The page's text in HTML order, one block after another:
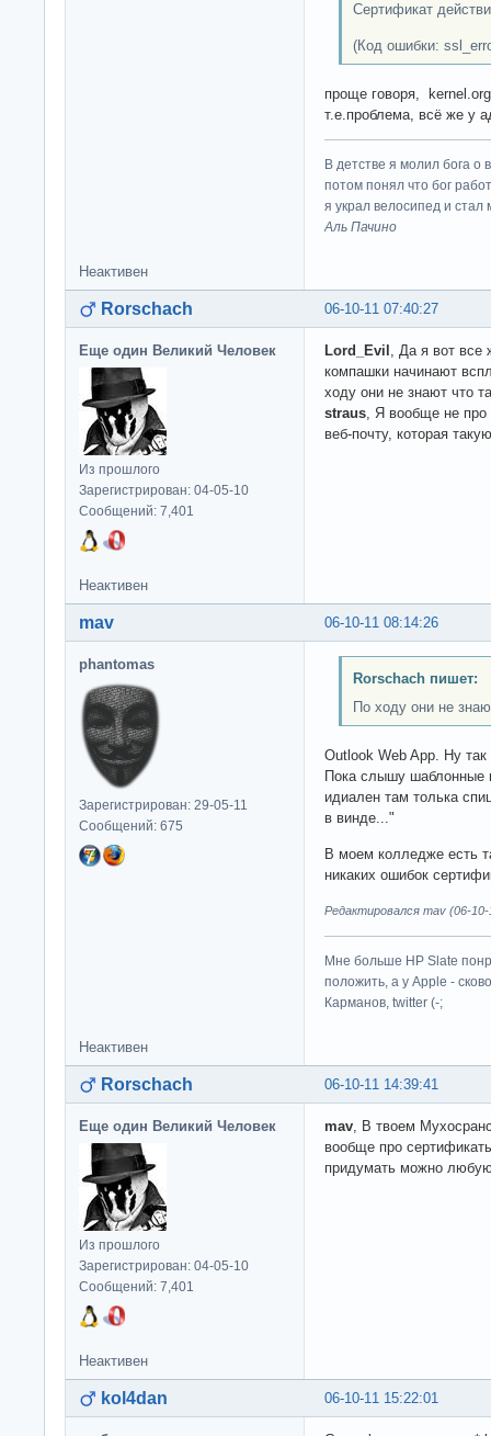
Сертификат
(Код ошибки:
проще говоря,
т.е.проблема, всё же у
В детстве я молил бога о
потом понял что бог
я украл велосипед и стал
Аль Пачино
Неактивен
06-10-11 07:40:27
Rorschach
Еще один Великий Человек
Из прошлого
Зарегистрирован: 04-05-10
Сообщений: 7,401
Lord_Evil
, Да я вот все
компашки начинают
ходу они не знают что
straus , Я вообще не
веб-почту, которая
Неактивен
06-10-11 08:14:26
mav
phantomas
Зарегистрирован: 29-05-11
Сообщений: 675
Rorschach пишет:
По ходу они не
Outlook Web App. Ну
Пока слышу шаблонные
идиален там толька
в винде..."
В моем колледже есть
никаких ошибок
Редактировался mav (06-10-
Мне больше HP Slate
положить, а у Apple -
Карманов, twitter (-;
Неактивен
06-10-11 14:39:41
Rorschach
Еще один Великий Человек
Из прошлого
Зарегистрирован: 04-05-10
Сообщений: 7,401
mav , В твоем
вообще про
придумать можно
Неактивен
06-10-11 15:22:01
kol4dan